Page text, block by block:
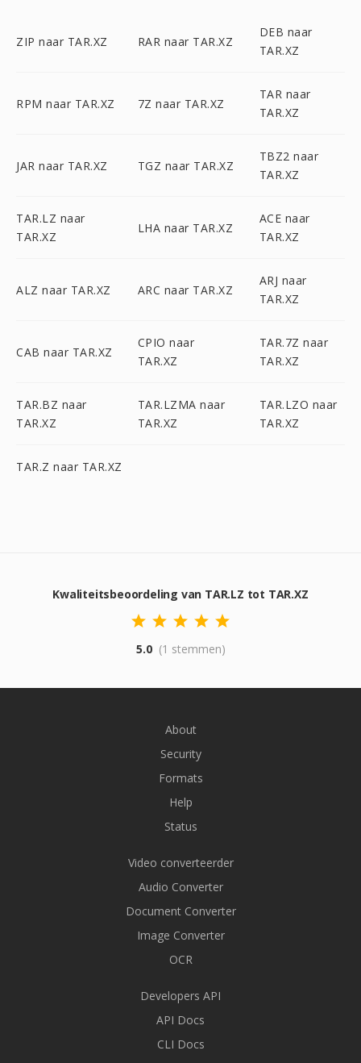
ZIP naar TAR.XZ RAR naar TAR.XZ
DEB naar
TAR.XZ
RPM naar TAR.XZ 7Z naar TAR.XZ
TAR naar
TAR.XZ
JAR naar TAR.XZ TGZ naar TAR.XZ
TBZ2 naar
TAR.XZ
TAR.LZ naar
TAR.XZ
LHA naar TAR.XZ
ACE naar
TAR.XZ
ALZ naar TAR.XZ ARC naar TAR.XZ
ARJ naar
TAR.XZ
CAB naar TAR.XZ
CPIO naar
TAR.XZ
TAR.7Z naar
TAR.XZ
TAR.BZ naar
TAR.XZ
TAR.LZMA naar
TAR.XZ
TAR.LZO naar
TAR.XZ
TAR.Z naar TAR.XZ
Kwaliteitsbeoordeling van TAR.LZ tot TAR.XZ
5.0 (1 stemmen)
About
Security
Formats
Help
Status
Video converteerder
Audio Converter
Document Converter
Image Converter
OCR
Developers API
API Docs
CLI Docs